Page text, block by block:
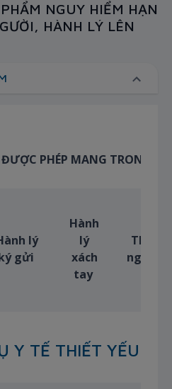
NGUY HIỂM HẠN
HÀNH LÝ LÊN
ĐƯỢC PHÉP MANG TRONG
lý
gửi
Hành
lý
xách
tay
Theo
người
Y TẾ THIẾT YẾU